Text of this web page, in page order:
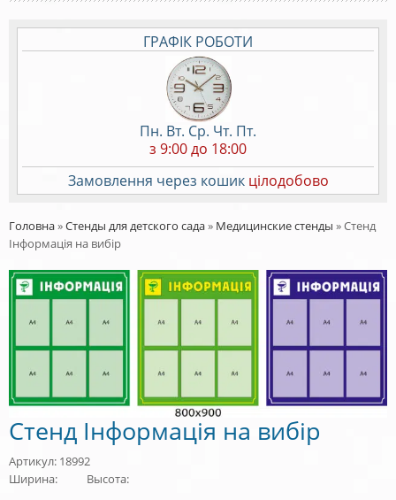
ГРАФІК РОБОТИ
Пн. Вт. Ср. Чт. Пт.
з 9:00 до 18:00
Замовлення через кошик цілодобово
Головна»Стенды для детского сада» Медицинские стенды »Стенд
Інформація на вибір
Стенд Інформація на вибір
Артикул: 18992
Ширина:
Высота: